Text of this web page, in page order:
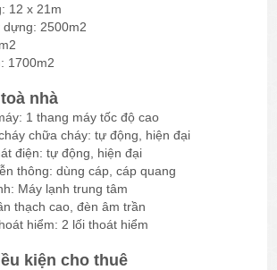
12 x 21m
2500m2
1700m2
nhà
1 thang máy tốc độ cao
chữa cháy: tự động, hiện đại
điện: tự động, hiện đại
thông: dùng cáp, cáp quang
Máy lạnh trung tâm
thạch cao, đèn âm trần
hiểm: 2 lối thoát hiểm
kiện cho thuê